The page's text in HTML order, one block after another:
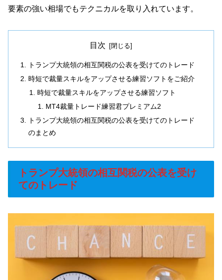
要素の強い相場でもテクニカルを取り入れています。
目次
トランプ大統領の相互関税の公表を受けてのトレード
時短で裁量スキルをアップさせる練習ソフトをご紹介
時短で裁量スキルをアップさせる練習ソフト
MT4裁量トレード練習君プレミアム2
トランプ大統領の相互関税の公表を受けてのトレード
のまとめ
トランプ大統領の相互関税の公表を受け
てのトレード